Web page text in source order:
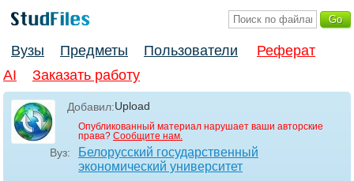
Вузы Предметы Пользователи
Реферат
AI
Заказать работу
Добавил:Upload
Опубликованный материал нарушает ваши авторские
права? Сообщите нам.
Вуз:
Белорусский государственный
экономический университет